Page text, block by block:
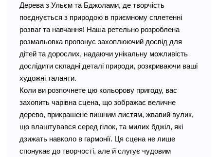
Дерева з Ульєм та Бджолами, де творчість
поєднується з природою в приємному сплетенні
розваг та навчання! Наша ретельно розроблена
розмальовка пропонує захоплюючий досвід для
дітей та дорослих, надаючи унікальну можливість
дослідити складні деталі природи, розкриваючи ваші
художні таланти.
Коли ви розпочнете цю кольорову пригоду, вас
захопить чарівна сцена, що зображає величне
дерево, прикрашене пишним листям, жвавий вулик,
що влаштувався серед гілок, та милих бджіл, які
дзижать навколо в гармонії. Ця сцена не лише
спонукає до творчості, але й слугує чудовим